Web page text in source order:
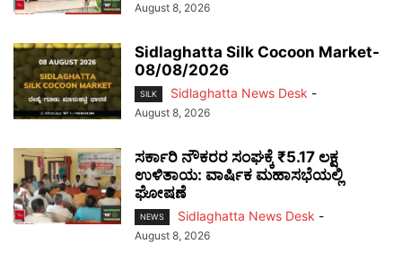
August 8, 2026
Sidlaghatta Silk Cocoon Market-
08/08/2026
SILK Sidlaghatta News Desk -
August 8, 2026
ಸರ್ಕಾರಿ ನೌಕರರ ಸಂಘಕ್ಕೆ ₹5.17 ಲಕ್ಷ
ಉಳಿತಾಯ: ವಾರ್ಷಿಕ ಮಹಾಸಭೆಯಲ್ಲಿ
ಘೋಷಣೆ
NEWS Sidlaghatta News Desk -
August 8, 2026